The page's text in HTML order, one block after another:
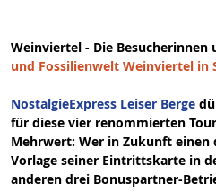
Weinviertel - Die Besucherinnen
und Fossilienwelt Weinviertel in
NostalgieExpress Leiser Berge
für diese vier renommierten
Mehrwert: Wer in Zukunft
Vorlage seiner Eintrittskarte in
anderen drei Bonuspartner-